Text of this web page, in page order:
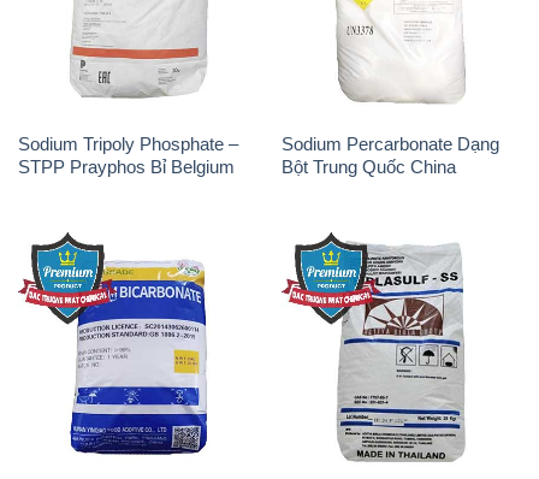
STPP Prayphos Bỉ Belgium
Bột Trung Quốc China
Sodium Bicarbonate – Bicar
NaHCO3 Hunan Trung Quốc
Natri Sunphit – NA2SO3 Thái